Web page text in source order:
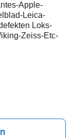
Apple-
Leica-
Loks-
Zeiss-Etc-